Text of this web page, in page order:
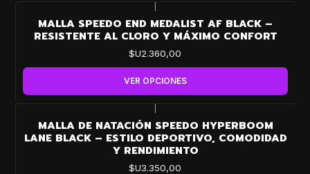
MALLA SPEEDO END MEDALIST AF BLACK –
RESISTENTE AL CLORO Y MÁXIMO CONFORT
$U2.360,00
VER OPCIONES
MALLA DE NATACIÓN SPEEDO HYPERBOOM
LANE BLACK – ESTILO DEPORTIVO, COMODIDAD
Y RENDIMIENTO
$U3.350,00